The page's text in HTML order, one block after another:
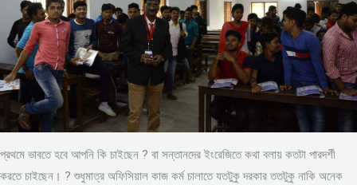
প্রথমে ভাবতে হবে আপনি কি চাইছেন ? বা সন্তানদের ইংরেজিতে কথা বলায় কতটা পারদর্শী
করতে চাইছেন। ? শুধুমাত্র অফিসিয়াল কাজ কর্ম চালাতে যতটুকু দরকার ততটুকু নাকি অনেক